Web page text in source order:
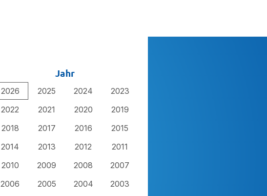
Jahr
2026 2025 2024
2023
2022
2021 2020
2019
2018
2017 2016
2015
2014
2013 2012
2011
2010
2009 2008
2007
2006
2005 2004
2003